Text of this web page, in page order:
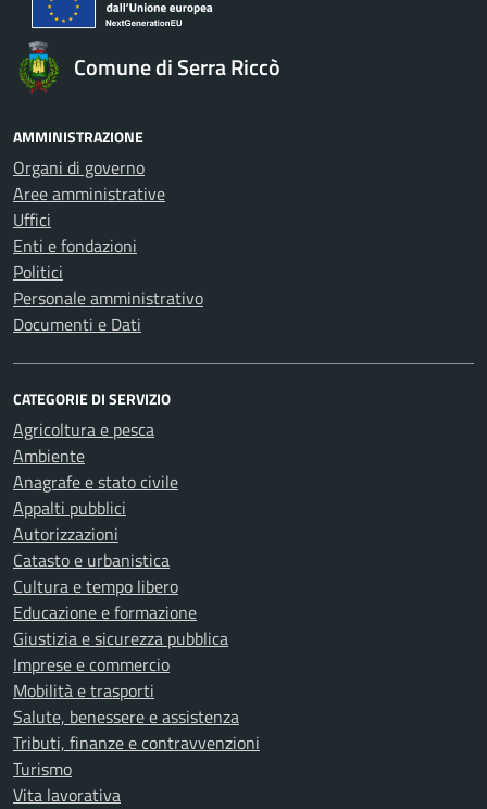
Comune di Serra Riccò
AMMINISTRAZIONE
Organi di governo
Aree amministrative
Uffici
Enti e fondazioni
Politici
Personale amministrativo
Documenti e Dati
CATEGORIE DI SERVIZIO
Agricoltura e pesca
Ambiente
Anagrafe e stato civile
Appalti pubblici
Autorizzazioni
Catasto e urbanistica
Cultura e tempo libero
Educazione e formazione
Giustizia e sicurezza pubblica
Imprese e commercio
Mobilità e trasporti
Salute, benessere e assistenza
Tributi, finanze e contravvenzioni
Turismo
Vita lavorativa